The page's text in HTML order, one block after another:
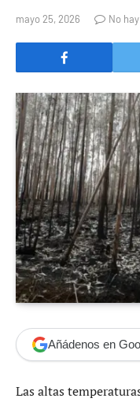
mayo 25, 2026 No
Añádenos en
Las altas